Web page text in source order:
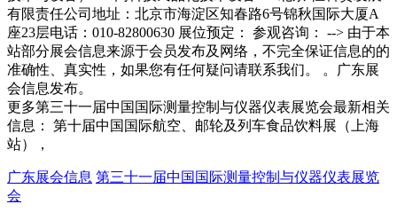
更多第三十一届中国国际测量控制与仪器仪表展览会最新相关
信息： 第十届中国国际航空、邮轮及列车食品饮料展（上海
站），
广东展会信息 第三十一届中国国际测量控制与仪器仪表展览
会